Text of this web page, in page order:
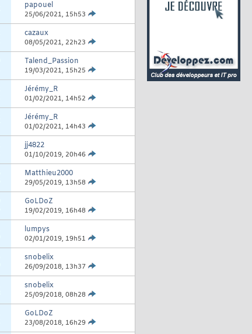
papouel
25/06/2021, 15h53
cazaux
08/05/2021, 22h23
Talend_Passion
19/03/2021, 15h25
Jérémy_R
01/02/2021, 14h52
Jérémy_R
01/02/2021, 14h43
jj4822
01/10/2019, 20h46
Matthieu2000
29/05/2019, 13h58
GoLDoZ
19/02/2019, 16h48
lumpys
02/01/2019, 19h51
snobelix
26/09/2018, 13h37
snobelix
25/09/2018, 08h28
GoLDoZ
23/08/2018, 16h29